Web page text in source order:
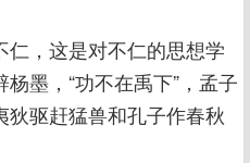
，这是对不仁的思想学
墨，“功不在禹下”，孟子
驱赶猛兽和孔子作春秋